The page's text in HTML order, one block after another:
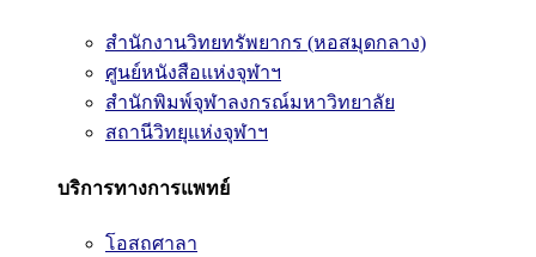
สำนักงานวิทยทรัพยากร (หอสมุดกลาง)
ศูนย์หนังสือแห่งจุฬาฯ
สำนักพิมพ์จุฬาลงกรณ์มหาวิทยาลัย
สถานีวิทยุแห่งจุฬาฯ
บริการทางการแพทย์
โอสถศาลา